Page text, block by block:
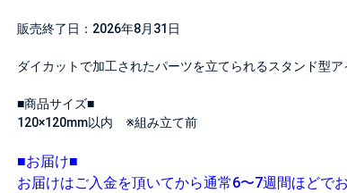
販売終了日：2026年8月31日
ダイカットで加工されたパーツを立てられるスタンド型ア
■商品サイズ■
120×120mm以内 ※組み立て前
■お届け■
お届けはご入金を頂いてから通常6〜7週間ほどで